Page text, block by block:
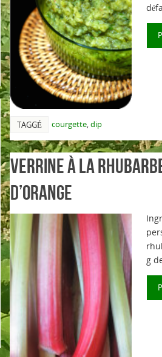
TAGGÉ courgette,dip
Verrine à la
d’orange
g